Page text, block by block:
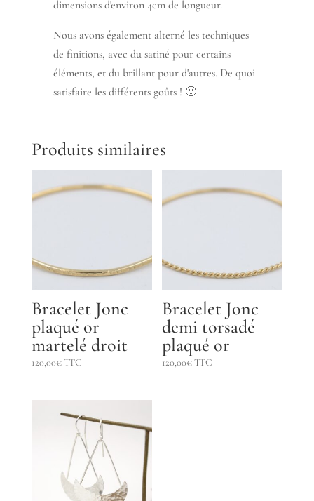
dimensions d'environ 4cm de longueur.
Nous avons également alterné les techniques
de finitions, avec du satiné pour certains
éléments, et du brillant pour d'autres. De quoi
satisfaire les différents goûts ! 🙂
Produits similaires
Bracelet Jonc
plaqué or
martelé droit
120,00€TTC
Bracelet Jonc
demi torsadé
plaqué or
120,00€TTC